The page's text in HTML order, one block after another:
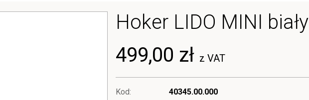
Hoker LIDO MINI biały
499,00 zł z VAT
Kod:
40345.00.000